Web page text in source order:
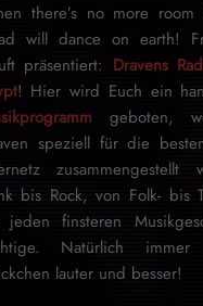
there’s no more
will dance on earth!
präsentiert: Dravens
! Hier wird Euch ein
geboten,
speziell für die
zu­sammen­ge­stellt
bis Rock, von Folk- bis
je­den finsteren
Natürlich
lauter und besser!